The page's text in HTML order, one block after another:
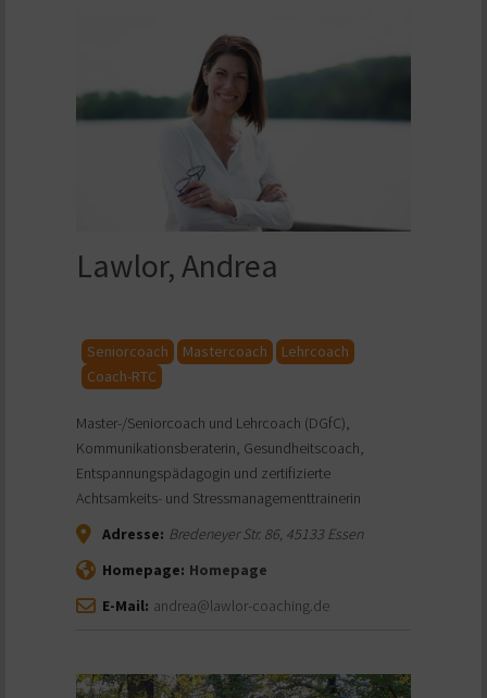
Lawlor, Andrea
Seniorcoach Mastercoach
Lehrcoach
Coach-RTC
Master-/Seniorcoach und Lehrcoach (DGfC),
Kommunikationsberaterin, Gesundheitscoach,
Entspannungspädagogin und zertifizierte
Achtsamkeits- und Stressmanagementtrainerin
Adresse: Bredeneyer Str. 86, 45133Essen
Homepage: Homepage
E-Mail: andrea@lawlor-coaching.de